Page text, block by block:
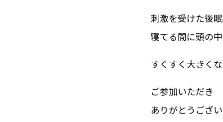
刺激を受けた後
寝てる間に頭の
すくすく大きく
ご参加いただき
ありがとうござ